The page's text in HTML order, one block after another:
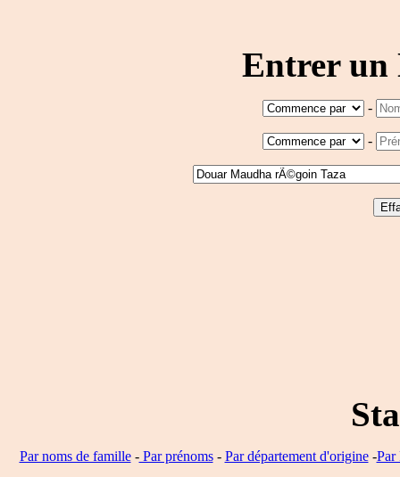
Entrer un
-
-
Par noms de famille-Par prénoms- Par département d'origine-Par